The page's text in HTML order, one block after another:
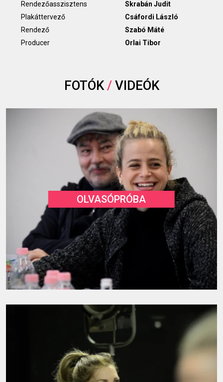
Rendezőasszisztens
Skrabán Judit
Plakáttervező
Csáfordi László
Rendező
Szabó Máté
Producer
Orlai Tibor
FOTÓK/VIDEÓK
OLVASÓPRÓBA